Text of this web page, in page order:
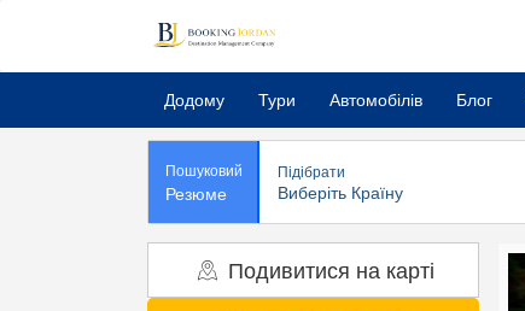
Додому Тури Автомобілів Блог
Пошуковий
Резюме
Підібрати
Виберіть Країну
Подивитися на карті